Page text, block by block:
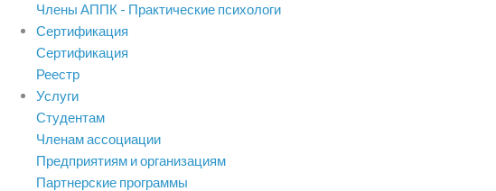
Члены АППК - Практические психологи
Сертификация
Сертификация
Реестр
Услуги
Студентам
Членам ассоциации
Предприятиям и организациям
Партнерские программы